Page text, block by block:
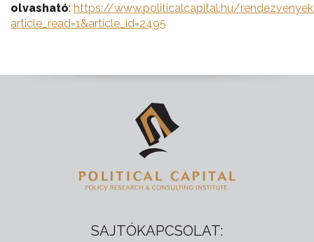
olvasható: https://www.politicalcapital.hu/
article_read=1&article_id=2495
SAJTÓKAPCSOLAT: